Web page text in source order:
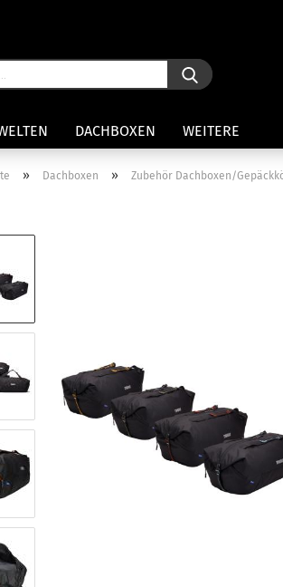
DACHBOXEN WEITERE
7105
mit
7106
7107
» Dachboxen » Zubehör Dachboxen/